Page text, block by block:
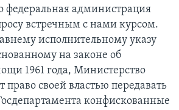
федеральная администрация
встречным с нами курсом.
исполнительному указу
на законе об
1961 года, Министерство
право своей властью передавать
конфискованные